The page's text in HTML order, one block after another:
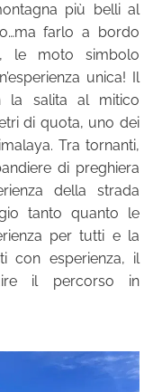
più belli al
farlo a bordo
le moto simbolo
unica! Il
la salita al mitico
di quota, uno dei
Tra tornanti,
di preghiera
della strada
tanto quanto le
per tutti e la
con esperienza, il
il percorso in